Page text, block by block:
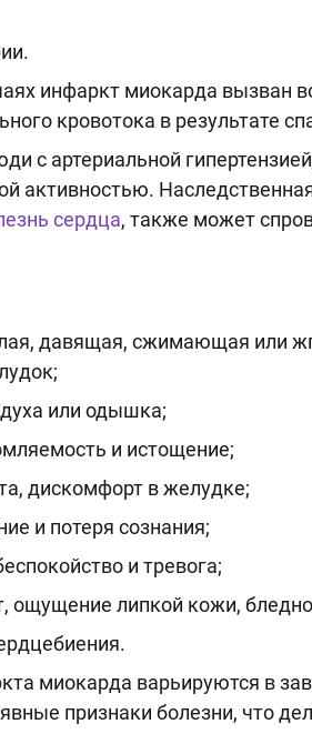
инфаркт миокарда вызван
кровотока в результате
с артериальной
активностью.
сердца, также может
давящая, сжимающая или
или одышка;
и истощение;
дискомфорт в желудке;
и потеря сознания;
и тревога;
ощущение липкой кожи,
миокарда варьируются в
признаки болезни, что